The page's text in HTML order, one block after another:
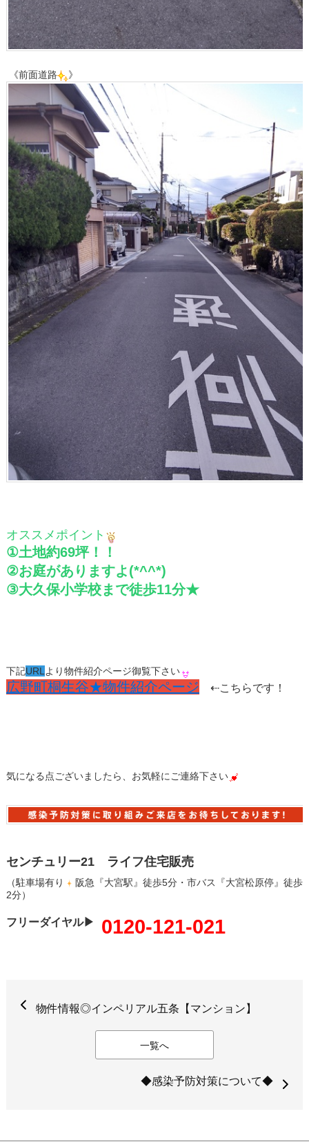
《前面道路 》
オススメポイント
①土地約69坪！！
②お庭がありますよ(*^^*)
③大久保小学校まで徒歩11分★
下記URL より物件紹介ページ御覧下さい
広野町桐生谷★物件紹介ページ ⇠こちらです！
気になる点ございましたら、お気軽にご連絡下さい
センチュリー21 ライフ住宅販売
（駐車場有り
阪急『大宮駅』徒歩5分・市バス『大宮松原停』徒歩
2分）
フリーダイヤル▶ 0120-121-021
物件情報◎インペリアル五条【マンション】
一覧へ
◆感染予防対策について◆